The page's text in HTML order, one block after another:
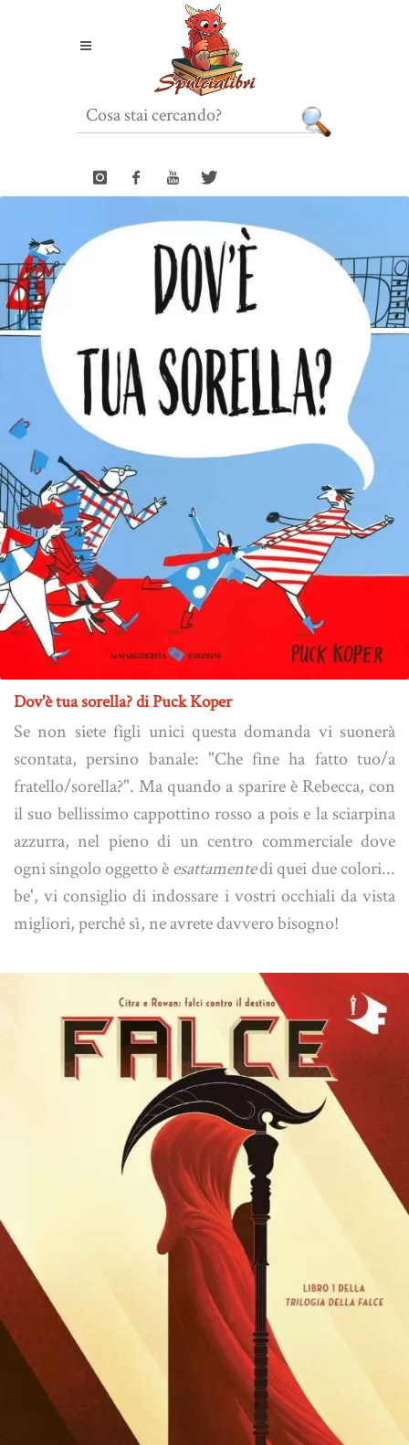
Dov'è tua sorella? di Puck Koper
Se non siete figli unici questa domanda vi suonerà
scontata, persino banale: "Che fine ha fatto tuo/a
fratello/sorella?". Ma quando a sparire è Rebecca, con
il suo bellissimo cappottino rosso a pois e la sciarpina
azzurra, nel pieno di un centro commerciale dove
ogni singolo oggetto èesattamentedi quei due colori...
be', vi consiglio di indossare i vostri occhiali da vista
migliori, perché sì, ne avrete davvero bisogno!